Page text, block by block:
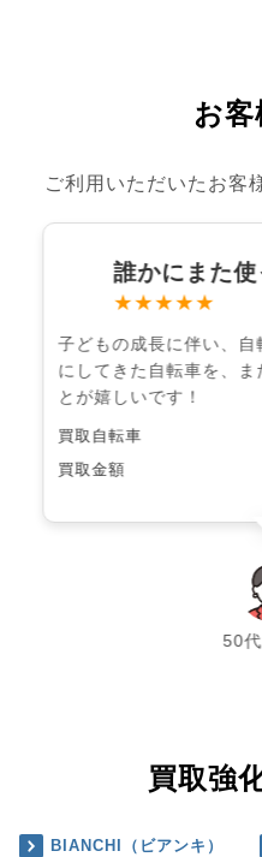
お
ご利用いただいたお客
誰かにまた使
★★★★★
子どもの成長に伴い、
にしてきた自転車を、ま
とが嬉しいです！
買取自転車
買取金額
50
chevron_left
買取強
BIANCHI（ビアンキ）